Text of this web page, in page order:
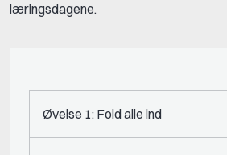
læringsdagene.
Øvelse 1: Fold alle ind